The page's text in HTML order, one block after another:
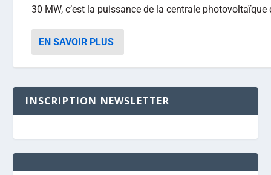
30 MW, c’est la puissance de la centrale
EN SAVOIR PLUS
INSCRIPTION NEWSLETTER